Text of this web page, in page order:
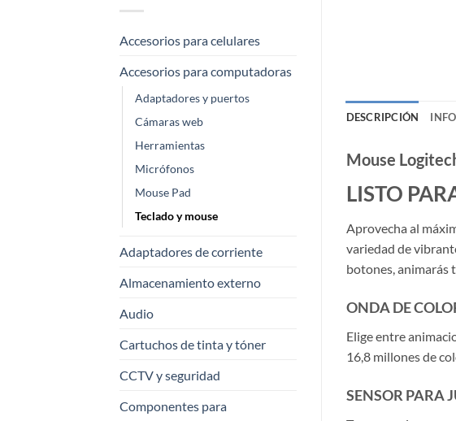
Accesorios para celulares
Accesorios para computadoras
Adaptadores y puertos
Cámaras web
Herramientas
Micrófonos
Mouse Pad
Teclado y mouse
Adaptadores de corriente
Almacenamiento externo
Audio
Cartuchos de tinta y tóner
CCTV y seguridad
Componentes para
DESCRIPCIÓN
Mouse
LISTO
Aprovecha al
variedad de
botones, animarás
ONDA DE
Elige entre
16,8 millones de
SENSOR PARA